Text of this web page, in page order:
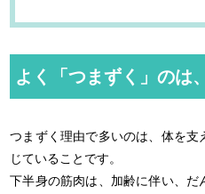
よく「つまずく」のは
つまずく理由で多いのは、体を
じていることです。
下半身の筋肉は、加齢に伴い、だ